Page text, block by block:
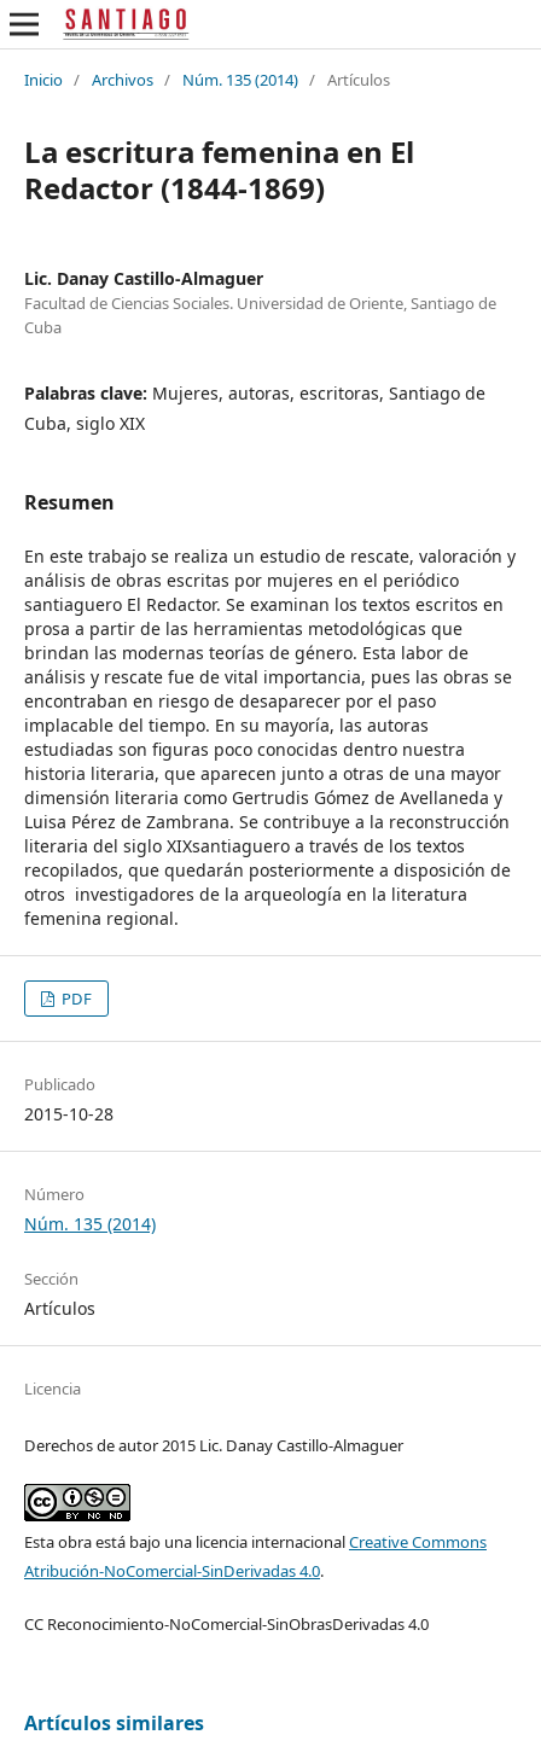
Inicio / Archivos / Núm. 135 (2014) / Artículos
La escritura femenina en El
Redactor (1844-1869)
Lic. Danay Castillo-Almaguer
Facultad de Ciencias Sociales. Universidad de Oriente, Santiago de
Cuba
Palabras clave: Mujeres, autoras, escritoras, Santiago de
Cuba, siglo XIX
Resumen
En este trabajo se realiza un estudio de rescate, valoración y
análisis de obras escritas por mujeres en el periódico
santiaguero El Redactor. Se examinan los textos escritos en
prosa a partir de las herramientas metodológicas que
brindan las modernas teorías de género. Esta labor de
análisis y rescate fue de vital importancia, pues las obras se
encontraban en riesgo de desaparecer por el paso
implacable del tiempo. En su mayoría, las autoras
estudiadas son figuras poco conocidas dentro nuestra
historia literaria, que aparecen junto a otras de una mayor
dimensión literaria como Gertrudis Gómez de Avellaneda y
Luisa Pérez de Zambrana. Se contribuye a la reconstrucción
literaria del siglo XIXsantiaguero a través de los textos
recopilados, que quedarán posteriormente a disposición de
otros investigadores de la arqueología en la literatura
femenina regional.
PDF
Publicado
2015-10-28
Número
Núm. 135 (2014)
Sección
Artículos
Licencia
Derechos de autor 2015 Lic. Danay Castillo-Almaguer
Esta obra está bajo una licencia internacionalCreative Commons
Atribución-NoComercial-SinDerivadas 4.0.
CC Reconocimiento-NoComercial-SinObrasDerivadas 4.0
Artículos similares